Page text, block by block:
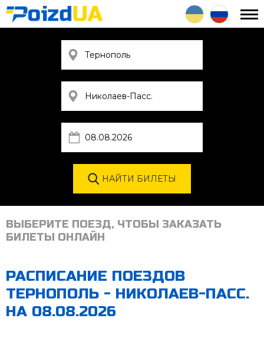
ВЫБЕРИТЕ ПОЕЗД, ЧТОБЫ ЗАКАЗАТЬ
БИЛЕТЫ ОНЛАЙН
РАСПИСАНИЕ ПОЕЗДОВ
ТЕРНОПОЛЬ - НИКОЛАЕВ-ПАСС.
НА 08.08.2026